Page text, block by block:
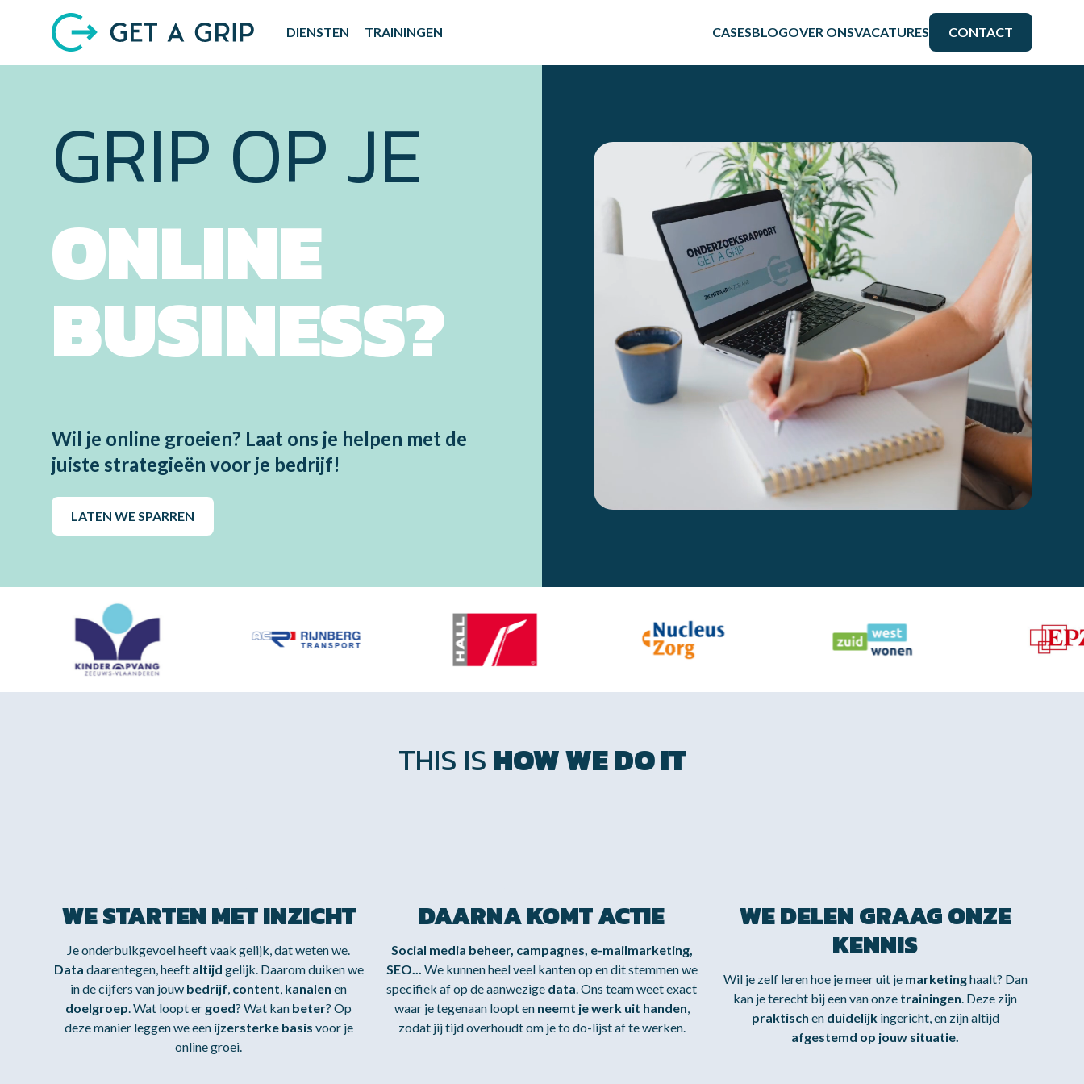
DIENSTEN TRAININGEN CASESBLOGOVER ONSVACATURES CONTACT
GRIP OP JE
ONLINE
BUSINESS?
Wil je online groeien? Laat ons je helpen met de
juiste strategieën voor je bedrijf!
LATEN WE SPARREN
THIS ISHOW WE DO IT
WE STARTEN MET INZICHT
Je onderbuikgevoel heeft vaak gelijk, dat weten we.
Data daarentegen, heeft altijd gelijk. Daarom duiken we
in de cijfers van jouw bedrijf, content, kanalen en
doelgroep. Wat loopt er goed? Wat kan beter? Op
deze manier leggen we een ijzersterke basis voor je
online groei.
DAARNA KOMT ACTIE
Social media beheer, campagnes, e-mailmarketing,
SEO... We kunnen heel veel kanten op en dit stemmen we
specifiek af op de aanwezige data. Ons team weet exact
waar je tegenaan loopt en neemt je werk uit handen,
zodat jij tijd overhoudt om je to do-lijst af te werken.
WE DELEN GRAAG ONZE
KENNIS
Wil je zelf leren hoe je meer uit je marketinghaalt? Dan
kan je terecht bij een van onze trainingen. Deze zijn
praktisch en duidelijkingericht, en zijn altijd
afgestemd op jouw situatie.